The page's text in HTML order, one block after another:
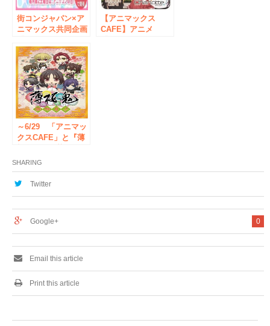
街コンジャパン×ア
ニマックス共同企画
月開催が決定！！
【アニマックス
CAFE】アニメ
～6/29 「アニマッ
クスCAFE」と『薄
が、スペシャルコラ
ボレーション！
SHARING
Twitter
0
Google+
Email this article
Print this article